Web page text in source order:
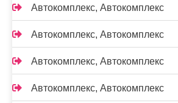
Автокомплекс, Автокомплекс
Автокомплекс, Автокомплекс
Автокомплекс, Автокомплекс
Автокомплекс, Автокомплекс